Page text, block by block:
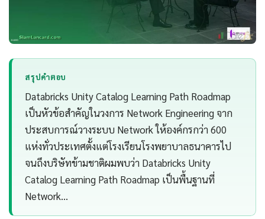
สรุปคำตอบ
Databricks Unity Catalog Learning Path Roadmap
เป็นหัวข้อสำคัญในวงการ Network Engineering จาก
ประสบการณ์วางระบบ Network ให้องค์กรกว่า 600
แห่งทั่วประเทศตั้งแต่โรงเรียนโรงพยาบาลธนาคารไป
จนถึงบริษัทข้ามชาติผมพบว่า Databricks Unity
Catalog Learning Path Roadmap เป็นพื้นฐานที่
Network…